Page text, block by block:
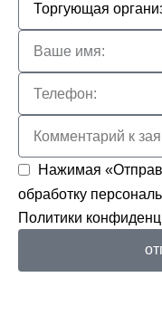
Нажимая
обработку
Политики